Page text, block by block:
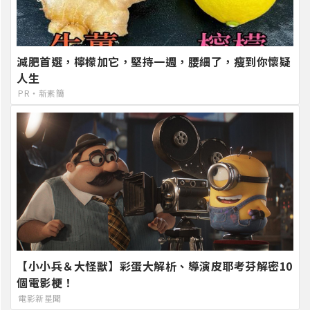
減肥首選，檸檬加它，堅持一週，腰細了，瘦到你懷疑
人生
PR・新素簡
【小小兵＆大怪獸】彩蛋大解析、導演皮耶考芬解密10
個電影梗！
電影新星聞